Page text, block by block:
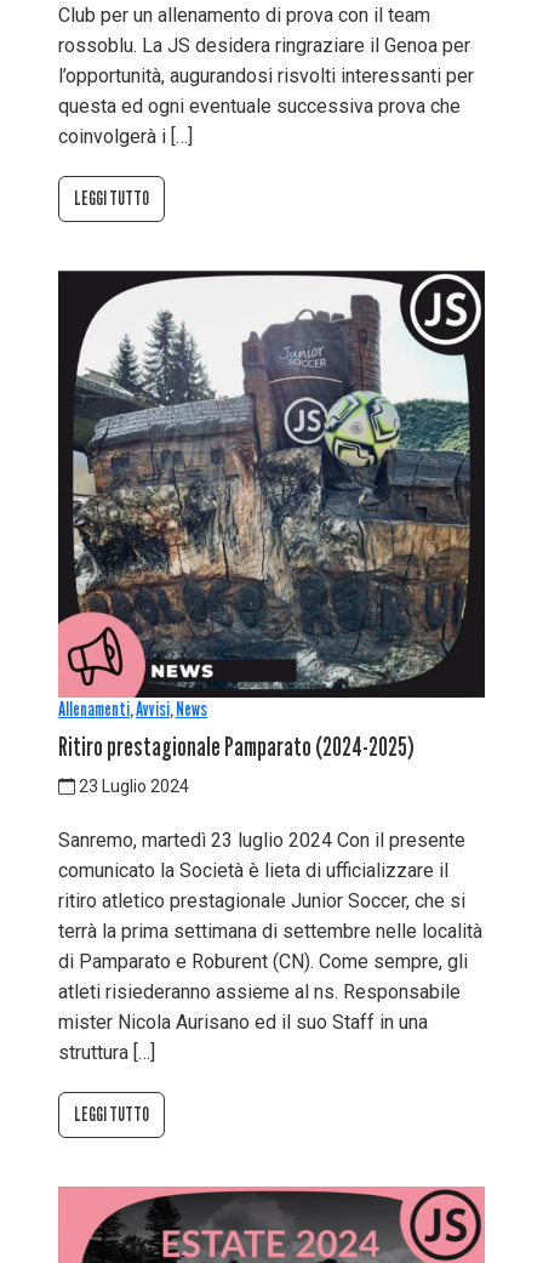
Club per un allenamento di prova con il team
rossoblu. La JS desidera ringraziare il Genoa per
l’opportunità, augurandosi risvolti interessanti per
questa ed ogni eventuale successiva prova che
coinvolgerà i […]
LEGGI TUTTO
Allenamenti,Avvisi,News
Ritiro prestagionale Pamparato (2024-2025)
23 Luglio 2024
Sanremo, martedì 23 luglio 2024 Con il presente
comunicato la Società è lieta di ufficializzare il
ritiro atletico prestagionale Junior Soccer, che si
terrà la prima settimana di settembre nelle località
di Pamparato e Roburent (CN). Come sempre, gli
atleti risiederanno assieme al ns. Responsabile
mister Nicola Aurisano ed il suo Staff in una
struttura […]
LEGGI TUTTO